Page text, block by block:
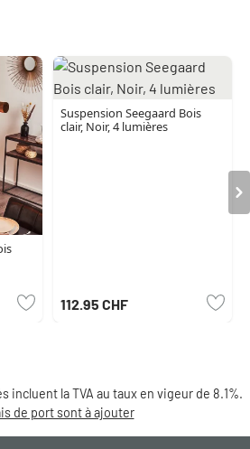
Suspension Seegaard Bois
clair, Noir, 4 lumières
112.95 CHF
incluent la TVA au taux en vigeur de 8.1%.
de port sont à ajouter